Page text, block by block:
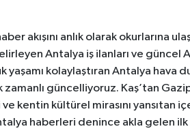
akışını anlık olarak okurlarına
Antalya iş ilanları ve güncel
kolaylaştıran Antalya hava
güncelliyoruz. Kaş’tan
kültürel mirasını yansıtan
haberleri denince akla gelen ilk